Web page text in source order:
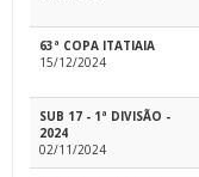
63ª COPA ITATIAIA
15/12/2024
SUB 17 - 1ª DIVISÃO -
2024
02/11/2024